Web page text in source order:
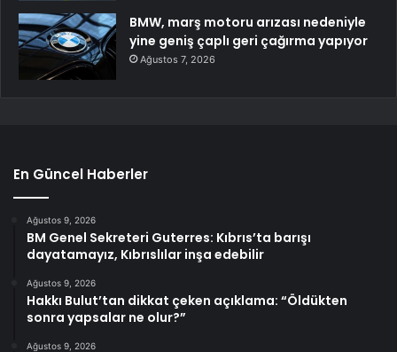
BMW, marş motoru arızası nedeniyle
yine geniş çaplı geri çağırma yapıyor
Ağustos 7, 2026
En Güncel Haberler
Ağustos 9, 2026
BM Genel Sekreteri Guterres: Kıbrıs’ta barışı
dayatamayız, Kıbrıslılar inşa edebilir
Ağustos 9, 2026
Hakkı Bulut’tan dikkat çeken açıklama: “Öldükten
sonra yapsalar ne olur?”
Ağustos 9, 2026